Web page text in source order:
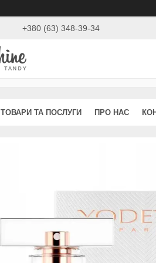
+380 (63) 348-39-34
ТОВАРИ ТА ПОСЛУГИ ПРО НАС